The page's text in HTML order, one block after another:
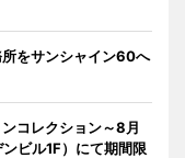
をサンシャイン60へ
ンコレクション～8月
ビル1F）にて期間限